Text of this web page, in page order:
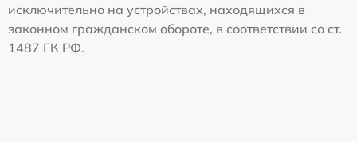
исключительно на устройствах, находящихся в
законном гражданском обороте, в соответствии со ст.
1487 ГК РФ.